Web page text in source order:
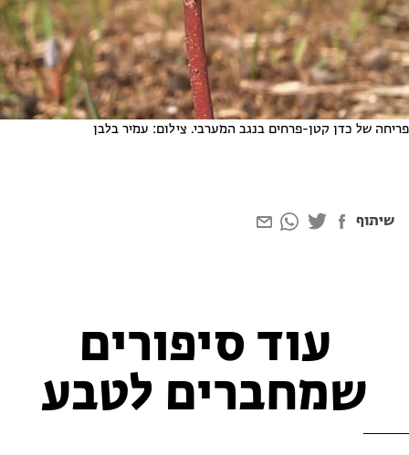
פריחה של כדן קטן-פרחים בנגב המערבי. צילום: עמיר בלבן
שיתוף
עוד סיפורים
שמחברים לטבע